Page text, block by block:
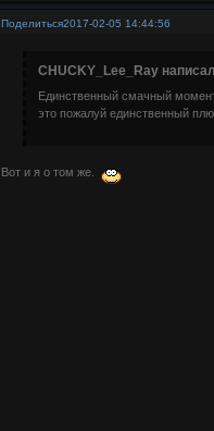
Поделиться2017-02-05 14:44:56
CHUCKY_Lee_Ray
Единственный смачный
это пожалуй единственный
Вот и я о том же.